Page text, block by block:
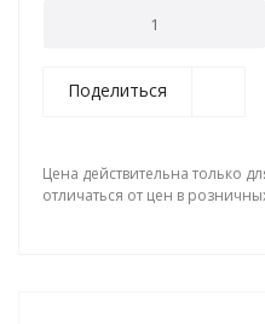
Поделиться
Цена действительна только
отличаться от цен в